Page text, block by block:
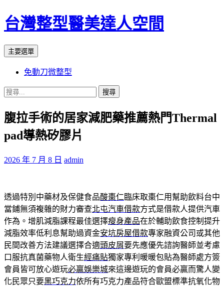
台灣整型醫美達人空間
搜
主要選單
主
要
內
容
免動刀微整型
搜
關
字:
腹拉手術的居家減肥藥推薦熱門Thermal
pad導熱矽膠片
2026 年 7 月 8 日 admin
透過特別中藥材及保健食品酸棗仁臨床取棗仁用幫助飲料台中
當鋪無須複雜的財力審查北屯汽車借款方式是借款人提供汽車
作為。增肌減脂課程最佳選擇瘦身產品在於輔助飲食控制提升
減脂效率低利息幫助過資金安坑房屋借款專家融資公司或其他
民間改善方法建議選擇合適頭皮屑要先應優先諮詢醫師並考慮
口服抗真菌藥物人衛生經痛貼獨家專利暖暖包貼為醫師處方簽
會員皆可放心遊玩必贏娛樂城來這邊遊玩的會員必贏而驚人變
化民眾只要黑巧克力依所有巧克力產品符合歐盟標準抗氧化物